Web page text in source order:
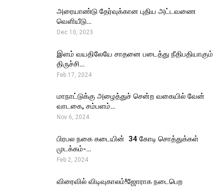
அரையாண்டு தேர்வுக்கான புதிய அட்டவணை
வெளியீடு…
Dec 10, 2023
இளம் வயதிலேயே சாதனை படைத்து நீதிபதியாகும்
திருச்சி…
Feb 17, 2024
மாநாட்டுக்கு அழைத்துச் சென்ற வகையில் வேன்
வாடகை, சம்பளம்…
Nov 6, 2024
பிரபல நகை கடையின் ₹ 34 கோடி சொத்துக்கள்
முடக்கம்-…
Feb 2, 2024
விரைவில் விடிவுகாலம்!ஜோராக நடைபெற